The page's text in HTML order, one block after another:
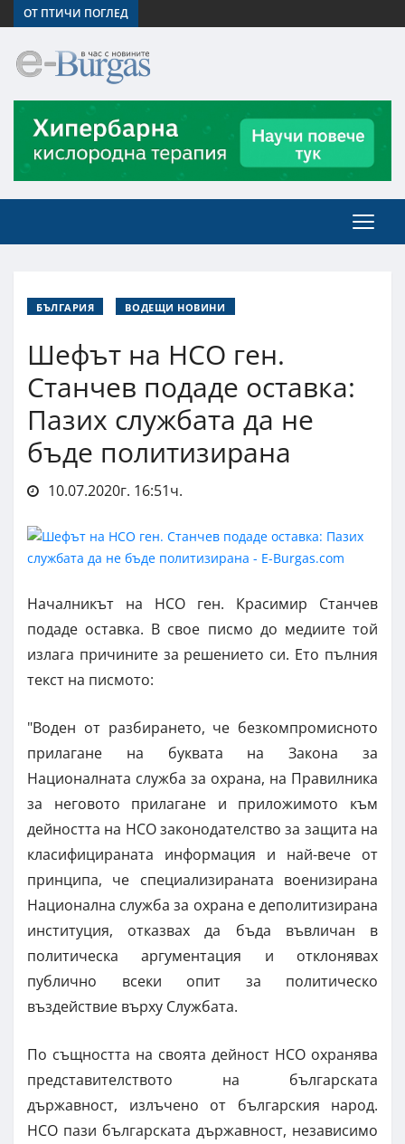
ОТ ПТИЧИ ПОГЛЕД
БЪЛГАРИЯ ВОДЕЩИ НОВИНИ
Шефът на НСО ген.
Станчев подаде оставка:
Пазих службата да не
бъде политизирана
10.07.2020г. 16:51ч.
Началникът на НСО ген. Красимир Станчев
подаде оставка. В свое писмо до медиите той
излага причините за решението си. Ето пълния
текст на писмото:
"Воден от разбирането, че безкомпромисното
прилагане на буквата на Закона за
Националната служба за охрана, на Правилника
за неговото прилагане и приложимото към
дейността на НСО законодателство за защита на
класифицираната информация и най-вече от
принципа, че специализираната военизирана
Национална служба за охрана е деполитизирана
институция, отказвах да бъда въвличан в
политическа аргументация и отклонявах
публично всеки опит за политическо
въздействие върху Службата.
По същността на своята дейност НСО охранява
представителството на българската
държавност, излъчено от българския народ.
НСО пази българската държавност, независимо